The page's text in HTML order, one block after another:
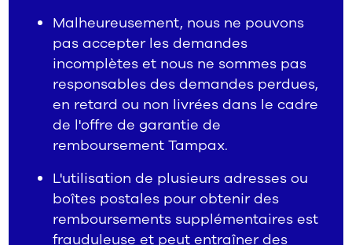
Malheureusement, nous ne pouvons
pas accepter les demandes
incomplètes et nous ne sommes pas
responsables des demandes perdues,
en retard ou non livrées dans le cadre
de l'offre de garantie de
remboursement Tampax.
L'utilisation de plusieurs adresses ou
boîtes postales pour obtenir des
remboursements supplémentaires est
frauduleuse et peut entraîner des